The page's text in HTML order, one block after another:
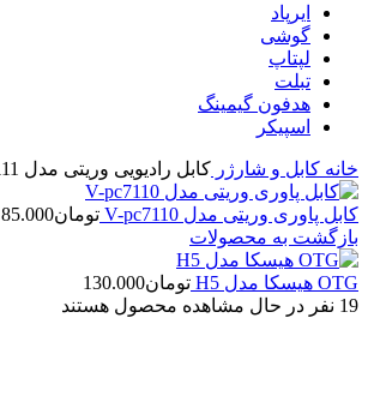
ایرپاد
گوشی
لپتاپ
تبلت
هدفون گیمینگ
اسپیکر
خانه کابل و شارژر کابل رادیویی وریتی مدل V-pc7111
کابل پاوری وریتی مدل V-pc7110 تومان85.000
بازگشت به محصولات
OTG هیسکا مدل H5 تومان130.000
19 نفر در حال مشاهده محصول هستند